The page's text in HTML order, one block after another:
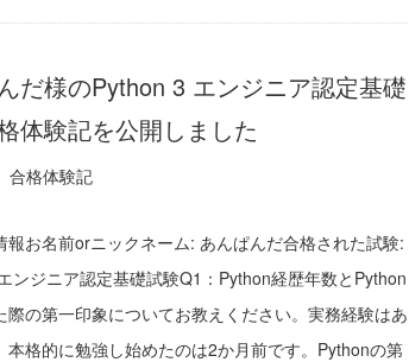
だ様のPython 3 エンジニア認定基礎
体験記を公開しました
合格体験記
お名前orニックネーム: あんぱんだ合格された試験:
ンジニア認定基礎試験Q1：Python経歴年数とPython
際の第一印象についてお教えください。実務経験はあ
本格的に勉強し始めたのは2か月前です。Pythonの第